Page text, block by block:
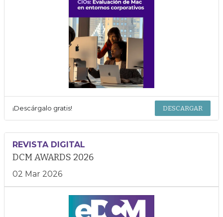
¡Descárgalo gratis! DESCARGAR
REVISTA DIGITAL
DCM AWARDS 2026
02 Mar 2026